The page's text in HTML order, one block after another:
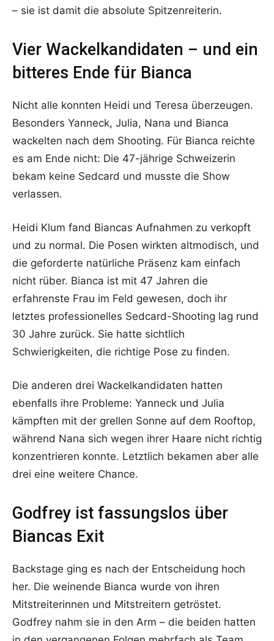
– sie ist damit die absolute Spitzenreiterin.
Vier Wackelkandidaten – und ein
bitteres Ende für Bianca
Nicht alle konnten Heidi und Teresa überzeugen.
Besonders Yanneck, Julia, Nana und Bianca
wackelten nach dem Shooting. Für Bianca reichte
es am Ende nicht: Die 47-jährige Schweizerin
bekam keine Sedcard und musste die Show
verlassen.
Heidi Klum fand Biancas Aufnahmen zu verkopft
und zu normal. Die Posen wirkten altmodisch, und
die geforderte natürliche Präsenz kam einfach
nicht rüber. Bianca ist mit 47 Jahren die
erfahrenste Frau im Feld gewesen, doch ihr
letztes professionelles Sedcard-Shooting lag rund
30 Jahre zurück. Sie hatte sichtlich
Schwierigkeiten, die richtige Pose zu finden.
Die anderen drei Wackelkandidaten hatten
ebenfalls ihre Probleme: Yanneck und Julia
kämpften mit der grellen Sonne auf dem Rooftop,
während Nana sich wegen ihrer Haare nicht richtig
konzentrieren konnte. Letztlich bekamen aber alle
drei eine weitere Chance.
Godfrey ist fassungslos über
Biancas Exit
Backstage ging es nach der Entscheidung hoch
her. Die weinende Bianca wurde von ihren
Mitstreiterinnen und Mitstreitern getröstet.
Godfrey nahm sie in den Arm – die beiden hatten